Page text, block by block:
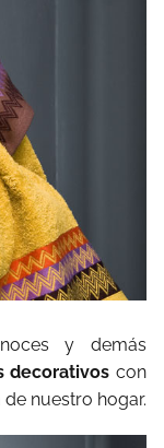
y demás
decorativos con
nuestro hogar.